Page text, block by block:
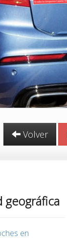
Volver
geográfica
en